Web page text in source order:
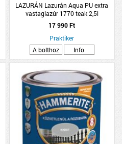
LAZURÁN Lazurán Aqua PU extra
vastaglazúr 1770 teak 2,5l
17 990 Ft
Praktiker
A bolthoz
Info